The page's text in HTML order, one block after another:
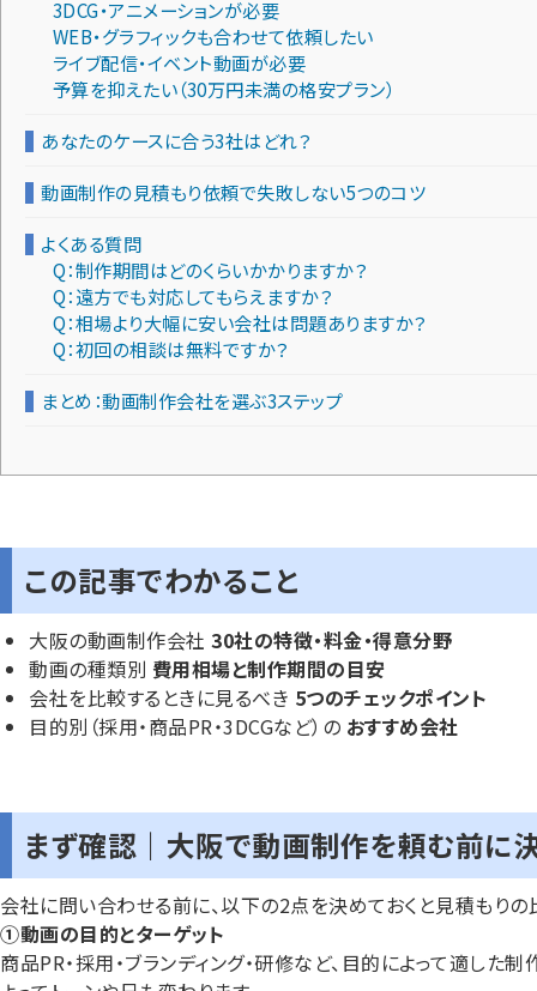
3DCG・アニメーションが必要
WEB・グラフィックも合わせて依頼したい
ライブ配信・イベント動画が必要
予算を抑えたい（30万円未満の格安プラン）
あなたのケースに合う3社はどれ？
動画制作の見積もり依頼で失敗しない5つのコツ
よくある質問
Q：制作期間はどのくらいかかりますか？
Q：遠方でも対応してもらえますか？
Q：相場より大幅に安い会社は問題ありますか？
Q：初回の相談は無料ですか？
まとめ：動画制作会社を選ぶ3ステップ
この記事でわかること
大阪の動画制作会社 30社の特徴・料金・得意分野
動画の種類別 費用相場と制作期間の目安
会社を比較するときに見るべき 5つのチェックポイント
目的別（採用・商品PR・3DCGなど）の おすすめ会社
まず確認｜大阪で動画制作を頼む前に
会社に問い合わせる前に、以下の2点を決めておくと見積もりの
①動画の目的とターゲット
商品PR・採用・ブランディング・研修など、目的によって適した